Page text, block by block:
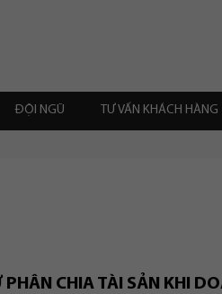
ĐỘI NGŨ TƯ VẤN KHÁCH HÀNG
PHÂN CHIA TÀI SẢN KHI